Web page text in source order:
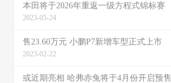
本田将于2026年重返一级方程式锦标赛
2023-05-24
售23.60万元 小鹏P7新增车型正式上市
2023-02-22
或近期亮相 哈弗赤兔将于4月份开启预售